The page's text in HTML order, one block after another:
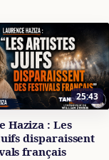
25:43
: Les
disparaissent
français